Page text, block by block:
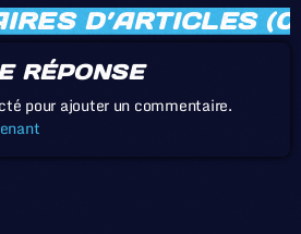
D’ARTICLES
RÉPONSE
pour ajouter un commentaire.